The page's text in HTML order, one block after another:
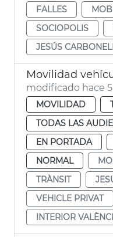
FALLES
SOCIOPOLIS
JESÚS
modificado hace
MOVILIDAD
TODAS LAS
EN PORTADA
NORMAL
TRÀNSIT
VEHICLE PRIVAT
INTERIOR